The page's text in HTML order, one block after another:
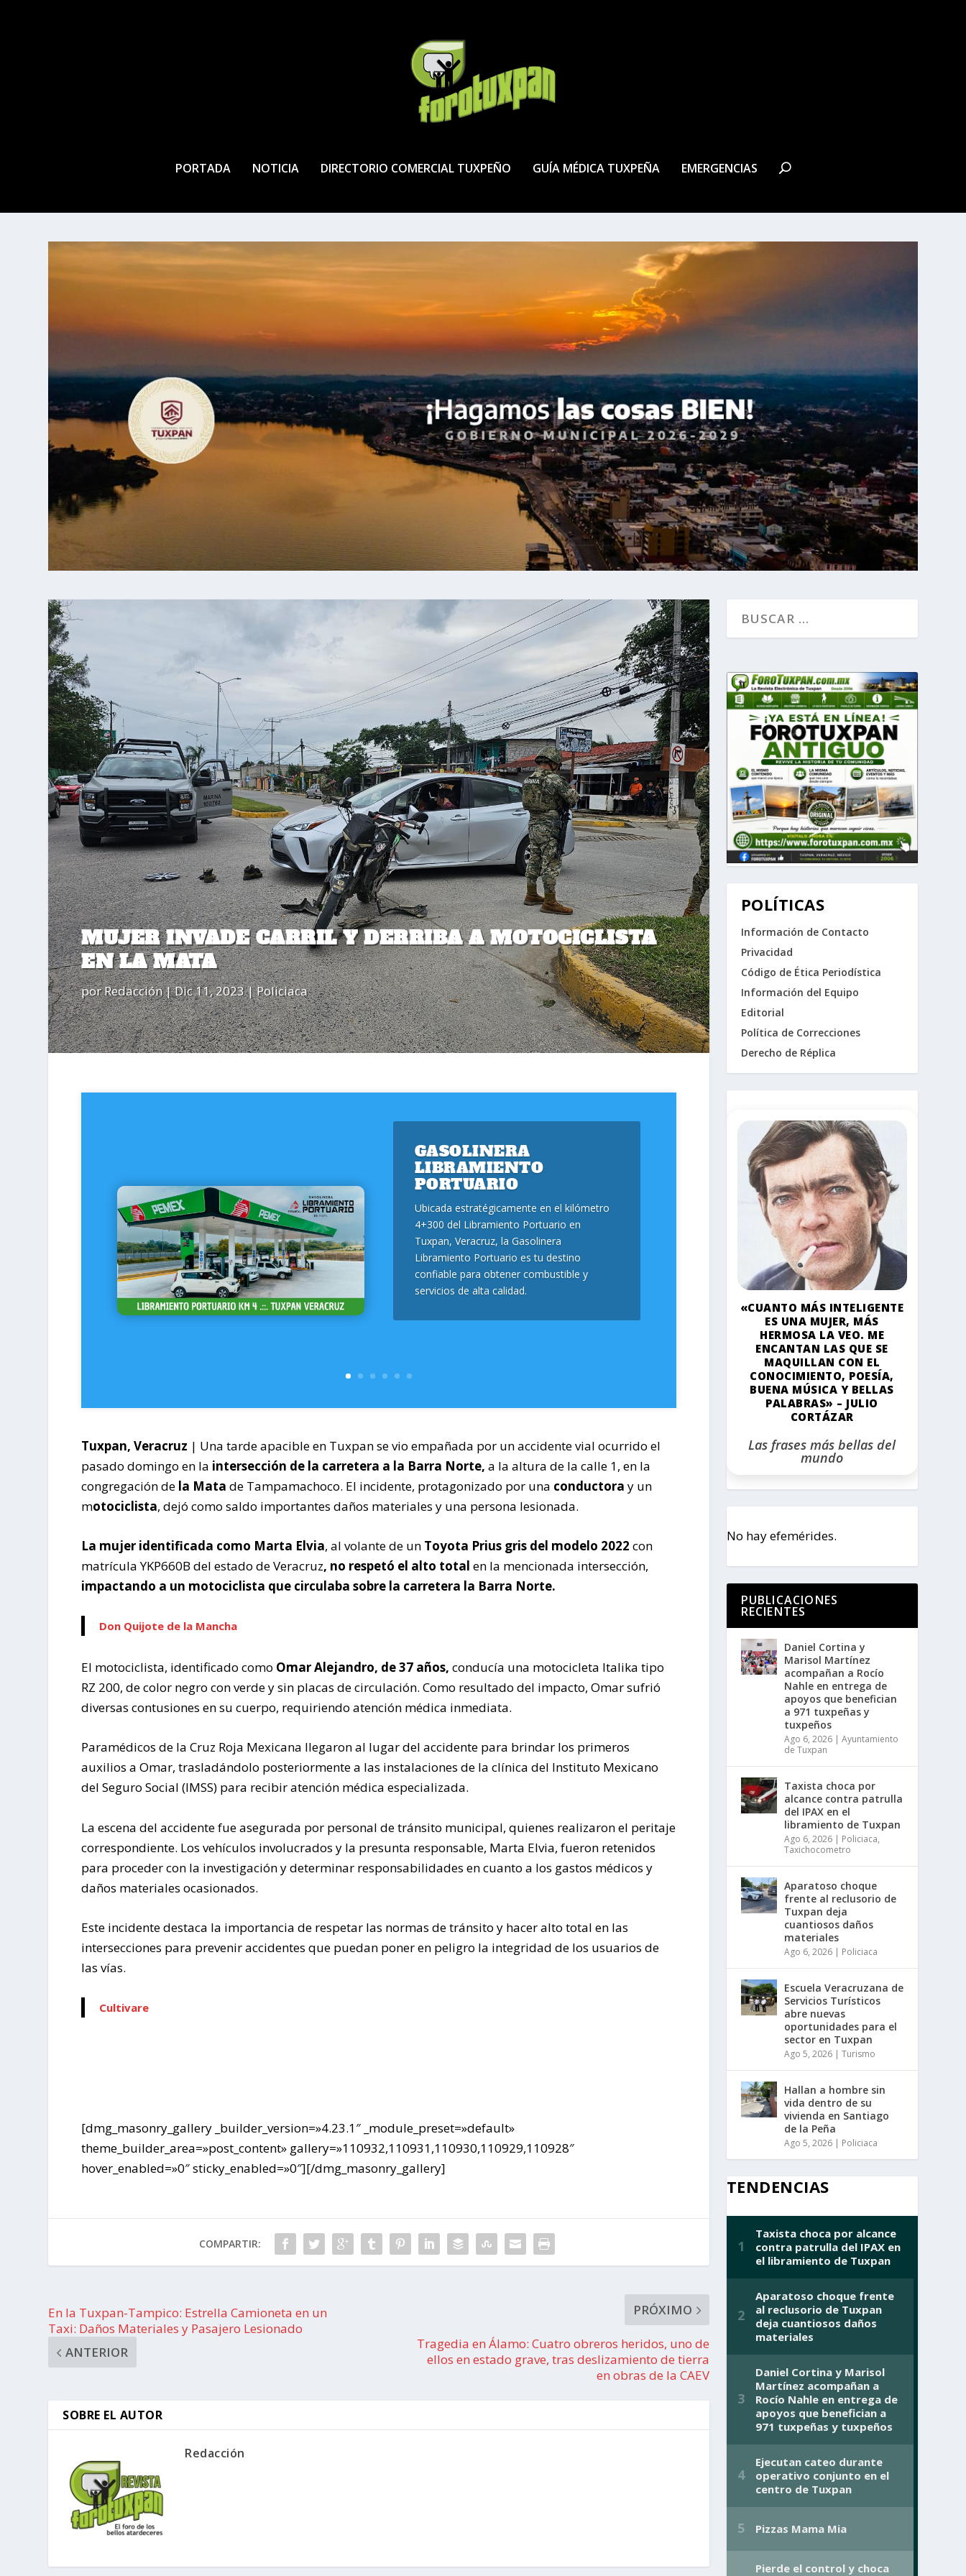
PORTADA NOTICIA DIRECTORIO COMERCIAL TUXPEÑO GUÍA MÉDICA TUXPEÑA EMERGENCIAS
MUJER INVADE CARRIL Y DERRIBA A MOTOCICLISTA
EN LA MATA
porRedacción|Dic 11, 2023|Policiaca
GASOLINERA
LIBRAMIENTO
PORTUARIO
Ubicada estratégicamente en el kilómetro
4+300 del Libramiento Portuario en
Tuxpan, Veracruz, la Gasolinera
Libramiento Portuario es tu destino
confiable para obtener combustible y
servicios de alta calidad.
Tuxpan, Veracruz | Una tarde apacible en Tuxpan se vio empañada por un accidente vial ocurrido el
pasado domingo en la intersección de la carretera a la Barra Norte, a la altura de la calle 1, en la
congregación de la Mata de Tampamachoco. El incidente, protagonizado por una conductora y un
motociclista, dejó como saldo importantes daños materiales y una persona lesionada.
La mujer identificada como Marta Elvia, al volante de un Toyota Prius gris del modelo 2022 con
matrícula YKP660B del estado de Veracruz, no respetó el alto total en la mencionada intersección,
impactando a un motociclista que circulaba sobre la carretera la Barra Norte.
Don Quijote de la Mancha
El motociclista, identificado como Omar Alejandro, de 37 años, conducía una motocicleta Italika tipo
RZ 200, de color negro con verde y sin placas de circulación. Como resultado del impacto, Omar sufrió
diversas contusiones en su cuerpo, requiriendo atención médica inmediata.
Paramédicos de la Cruz Roja Mexicana llegaron al lugar del accidente para brindar los primeros
auxilios a Omar, trasladándolo posteriormente a las instalaciones de la clínica del Instituto Mexicano
del Seguro Social (IMSS) para recibir atención médica especializada.
La escena del accidente fue asegurada por personal de tránsito municipal, quienes realizaron el peritaje
correspondiente. Los vehículos involucrados y la presunta responsable, Marta Elvia, fueron retenidos
para proceder con la investigación y determinar responsabilidades en cuanto a los gastos médicos y
daños materiales ocasionados.
Este incidente destaca la importancia de respetar las normas de tránsito y hacer alto total en las
intersecciones para prevenir accidentes que puedan poner en peligro la integridad de los usuarios de
las vías.
Cultivare
[dmg_masonry_gallery _builder_version=»4.23.1″ _module_preset=»default»
theme_builder_area=»post_content» gallery=»110932,110931,110930,110929,110928″
hover_enabled=»0″ sticky_enabled=»0″][/dmg_masonry_gallery]
COMPARTIR:
En la Tuxpan-Tampico: Estrella Camioneta en un
Taxi: Daños Materiales y Pasajero Lesionado
ANTERIOR
PRÓXIMO
Tragedia en Álamo: Cuatro obreros heridos, uno de
ellos en estado grave, tras deslizamiento de tierra
en obras de la CAEV
SOBRE EL AUTOR
Redacción
POLÍTICAS
Información de Contacto
Privacidad
Código de Ética Periodística
Información del Equipo
Editorial
Política de Correcciones
Derecho de Réplica
«CUANTO MÁS INTELIGENTE
ES UNA MUJER, MÁS
HERMOSA LA VEO. ME
ENCANTAN LAS QUE SE
MAQUILLAN CON EL
CONOCIMIENTO, POESÍA,
BUENA MÚSICA Y BELLAS
PALABRAS» – JULIO
CORTÁZAR
Las frases más bellas del
mundo
No hay efemérides.
PUBLICACIONES
RECIENTES
Daniel Cortina y
Marisol Martínez
acompañan a Rocío
Nahle en entrega de
apoyos que benefician
a 971 tuxpeñas y
tuxpeños
Ago 6, 2026| Ayuntamiento
de Tuxpan
Taxista choca por
alcance contra patrulla
del IPAX en el
libramiento de Tuxpan
Ago 6, 2026| Policiaca,
Taxichocometro
Aparatoso choque
frente al reclusorio de
Tuxpan deja
cuantiosos daños
materiales
Ago 6, 2026| Policiaca
Escuela Veracruzana de
Servicios Turísticos
abre nuevas
oportunidades para el
sector en Tuxpan
Ago 5, 2026| Turismo
Hallan a hombre sin
vida dentro de su
vivienda en Santiago
de la Peña
Ago 5, 2026| Policiaca
TENDENCIAS